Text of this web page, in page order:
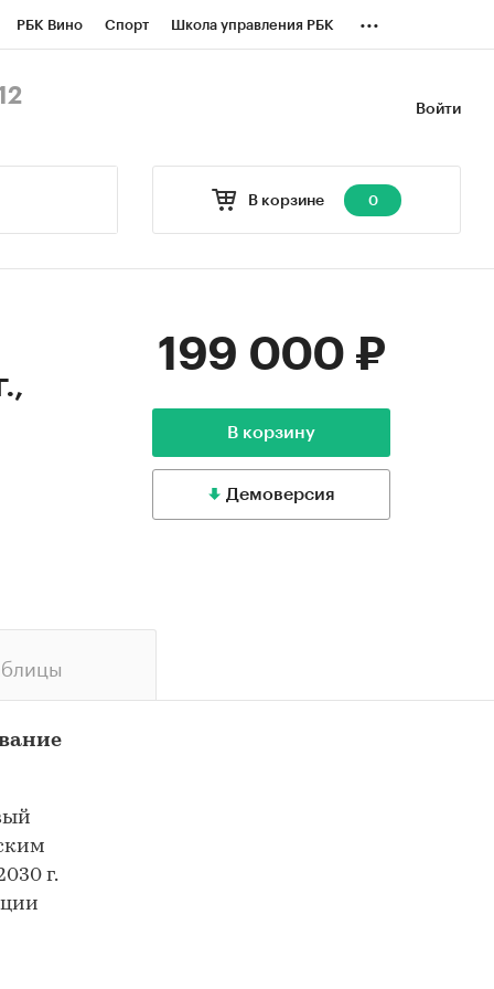
РБК Вино Спорт Школа управления РБК ...
Войти
В корзине 0
199 000 ₽
В корзину
Демоверсия
г.